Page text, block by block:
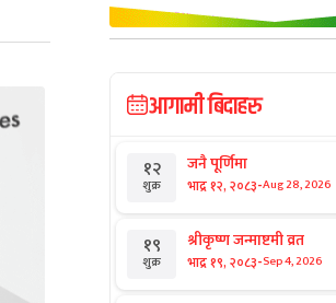
आगामी बिदाहरु
१२
शुक्र
जनै पूर्णिमा
भाद्र १२, २०८३-Aug 28, 2026
१९
शुक्र
श्रीकृष्ण जन्माष्टमी व्रत
भाद्र १९, २०८३-Sep 4, 2026